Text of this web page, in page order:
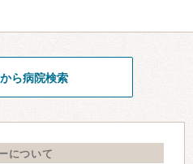
ら病院検索
について